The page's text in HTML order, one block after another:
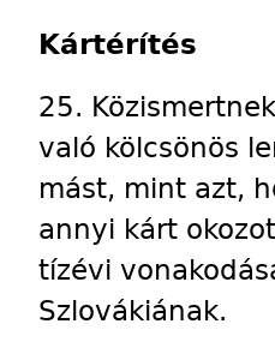
Kártérítés
25.
való kölcsönös
mást, mint azt,
annyi kárt
tízévi
Szlovákiának.